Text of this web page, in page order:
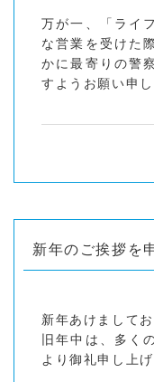
万が一、「ライ
な営業を受けた
かに最寄りの警
すようお願い申し
新年のご挨拶を
新年あけまして
旧年中は、多く
より御礼申し上げ